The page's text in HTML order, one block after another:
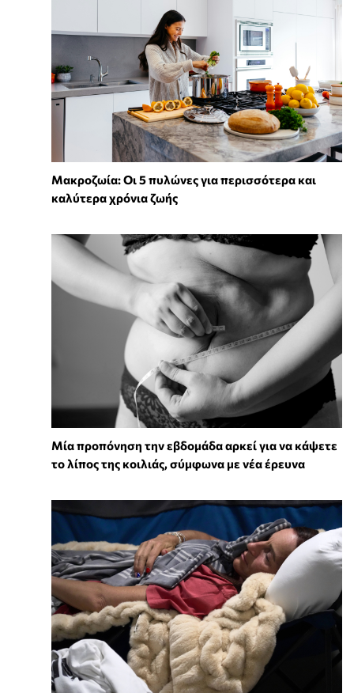
Mακροζωία: Οι 5 πυλώνες για περισσότερα και
καλύτερα χρόνια ζωής
Μία προπόνηση την εβδομάδα αρκεί για να κάψετε
το λίπος της κοιλιάς, σύμφωνα με νέα έρευνα